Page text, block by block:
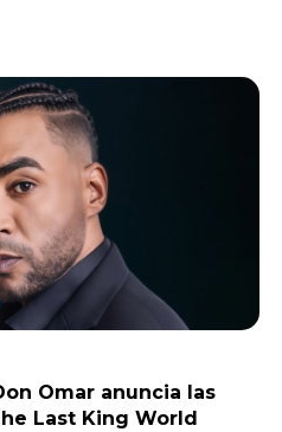
Omar anuncia las
Last King World